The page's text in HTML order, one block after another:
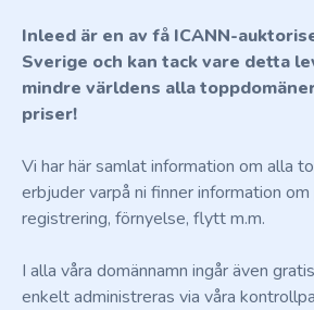
Inleed är en av få ICANN-
Sverige och kan tack vare detta
mindre världens alla
priser!
Vi har här samlat information om alla
erbjuder varpå ni finner information
registrering, förnyelse, flytt m.m.
I alla våra domännamn ingår även
enkelt administreras via våra